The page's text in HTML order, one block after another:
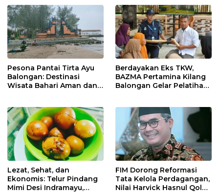
Pesona Pantai Tirta Ayu
Balongan: Destinasi
Wisata Bahari Aman dan
Berdayakan Eks TKW,
BAZMA Pertamina Kilang
Balongan Gelar Pelatihan
Rawadalem
Lezat, Sehat, dan
Ekonomis: Telur Pindang
Mimi Desi Indramayu,
FIM Dorong Reformasi
Tata Kelola Perdagangan,
Nilai Harvick Hasnul Qolbi